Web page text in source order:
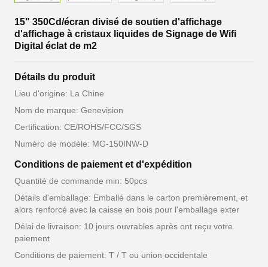
15" 350Cd/écran divisé de soutien d'affichage
d'affichage à cristaux liquides de Signage de Wifi
Digital éclat de m2
Détails du produit
Lieu d'origine: La Chine
Nom de marque: Genevision
Certification: CE/ROHS/FCC/SGS
Numéro de modèle: MG-150INW-D
Conditions de paiement et d'expédition
Quantité de commande min: 50pcs
Détails d'emballage: Emballé dans le carton premièrement, et
alors renforcé avec la caisse en bois pour l'emballage exter
Délai de livraison: 10 jours ouvrables après ont reçu votre
paiement
Conditions de paiement: T / T ou union occidentale